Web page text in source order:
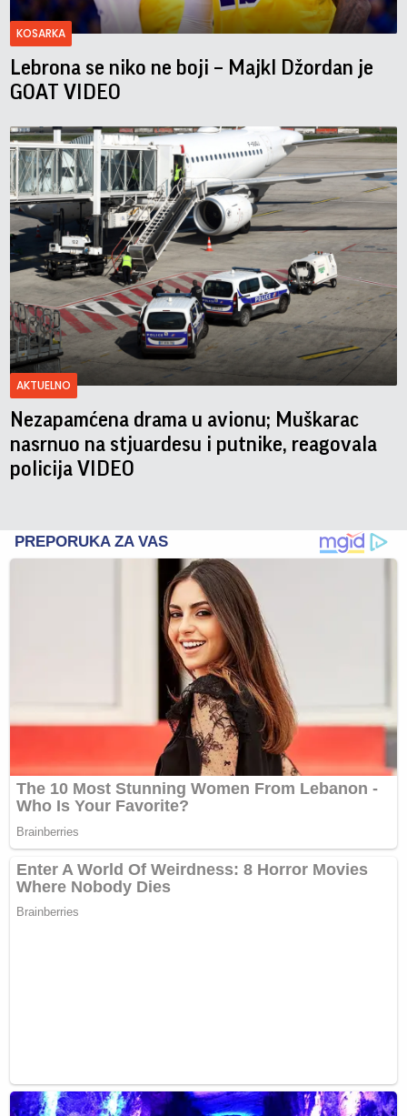
KOSARKA
Lebrona se niko ne boji – Majkl Džordan je
GOAT VIDEO
AKTUELNO
Nezapamćena drama u avionu; Muškarac
nasrnuo na stjuardesu i putnike, reagovala
policija VIDEO